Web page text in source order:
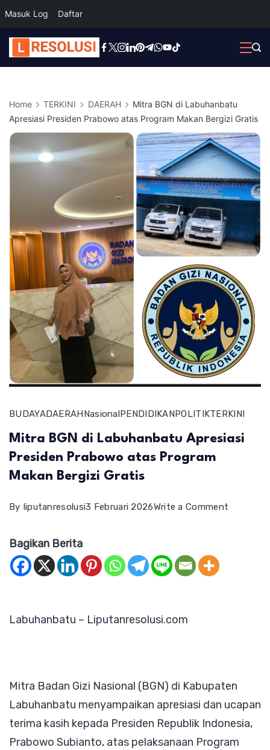
Masuk Log Daftar
Skip
to
Home TERKINI DAERAH
Mitra BGN di Labuhanbatu
Apresiasi Presiden Prabowo atas Program Makan Bergizi Gratis
BUDAYADAERAHNasionalPENDIDIKANPOLITIKTERKINI
Mitra BGN di Labuhanbatu Apresiasi
Presiden Prabowo atas Program
Makan Bergizi Gratis
By liputanresolusi3 Februari 2026Write a Comment
Makan
Bergizi
Gratis
Bagikan Berita
Labuhanbatu – Liputanresolusi.com
Mitra Badan Gizi Nasional (BGN) di Kabupaten
Labuhanbatu menyampaikan apresiasi dan ucapan
terima kasih kepada Presiden Republik Indonesia,
Prabowo Subianto, atas pelaksanaan Program